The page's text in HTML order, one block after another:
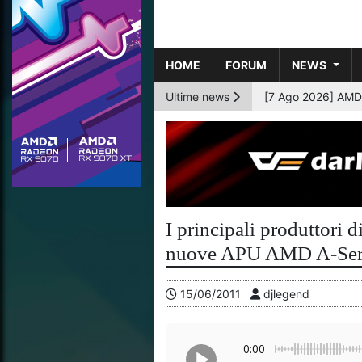
HOME FORUM NEWS
Ultime news
[6 Ago 2026]
I principali produttori
nuove APU AMD A-
15/06/2011 djlegend
0:00